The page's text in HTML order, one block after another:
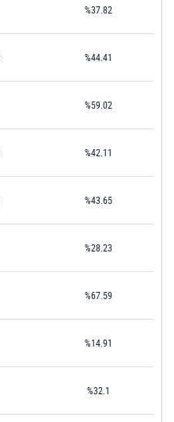
%37.82
%44.41
%59.02
%42.11
%43.65
%28.23
%67.59
%14.91
%32.1